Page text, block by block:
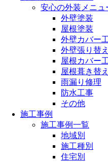
安心の外装メニュ
外壁塗装
屋根塗装
外壁カバー
外壁張り替え
屋根カバー
屋根葺き替え
雨漏り修理
防水工事
その他
施工事例
施工事例一覧
地域別
施工種別
住宅別